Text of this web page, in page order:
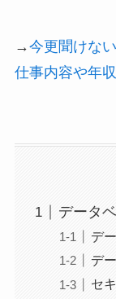
→今更聞けな
仕事内容や年
データ
デ
デ
セ